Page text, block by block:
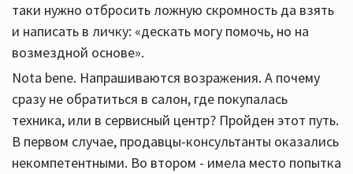
таки нужно отбросить ложную скромность да взять
и написать в личку: «дескать могу помочь, но на
возмездной основе».
Nota bene. Напрашиваются возражения. А почему
сразу не обратиться в салон, где покупалась
техника, или в сервисный центр? Пройден этот путь.
В первом случае, продавцы-консультанты оказались
некомпетентными. Во втором - имела место попытка